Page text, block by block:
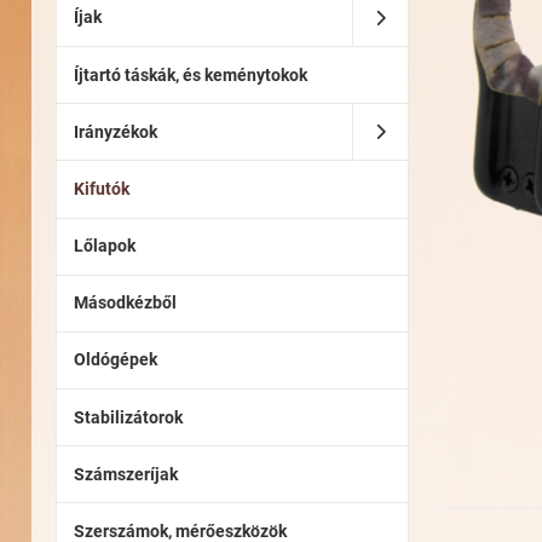
Íjak
Íjtartó táskák, és keménytokok
Irányzékok
Kifutók
Lőlapok
Másodkézből
Oldógépek
Stabilizátorok
Számszeríjak
Szerszámok, mérőeszközök